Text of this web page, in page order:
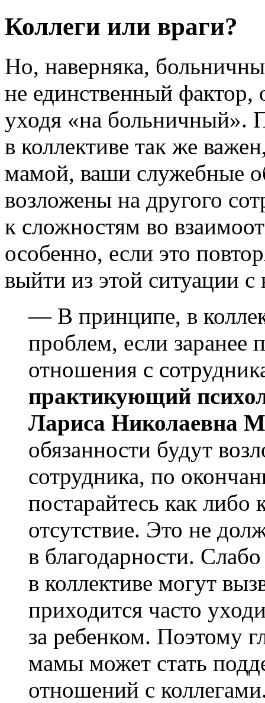
Коллеги или враги?
Но, наверняка,
не единственный фактор,
уходя «на больничный».
в коллективе так же
мамой, ваши служебные
возложены на другого
к сложностям во
особенно, если это
выйти из этой ситуации
— В принципе, в
проблем, если заранее
отношения с
практикующий
Лариса Николаевна
обязанности будут
сотрудника, по
постарайтесь как либо
отсутствие. Это не
в благодарности.
в коллективе могут
приходится часто
за ребенком. Поэтому
мамы может стать
отношений с